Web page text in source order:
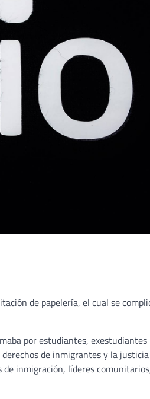
de papelería, el cual se
por estudiantes, exestudiantes
de inmigrantes y la
inmigración, líderes